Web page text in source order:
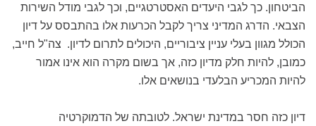
הביטחון. כך לגבי היעדים האסטרטגיים, וכך לגבי מודל השירות
הצבאי. הדרג המדיני צריך לקבל הכרעות אלו בהתבסס על דיון
הכולל מגוון בעלי עניין ציבוריים, היכולים לתרום לדיון. צה"ל חייב,
כמובן, להיות חלק מדיון כזה, אך בשום מקרה הוא אינו אמור
להיות המכריע הבלעדי בנושאים אלו.
דיון כזה חסר במדינת ישראל. לטובתה של הדמוקרטיה